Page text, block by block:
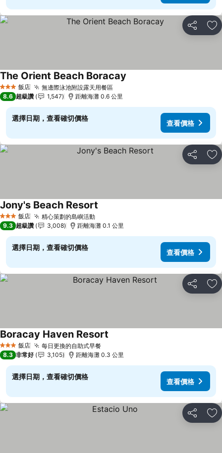
分享 加
3 星級 飯店 無邊際泳池附設露天用餐區
The Orient Beach Boracay
8.6 超級讚 1,547 距離海灘 0.6 公里
選擇日期，查看確切價格
查看價格
分享 加
3 星級 飯店 精心策劃的島嶼活動
Jony's Beach Resort
9.3 超級讚 3,008 距離海灘 0.1 公里
選擇日期，查看確切價格
查看價格
分享 加
3 星級 飯店 每日更換的自助式早餐
Boracay Haven Resort
8.3 非常好 3,105 距離海灘 0.3 公里
選擇日期，查看確切價格
查看價格
分享 加